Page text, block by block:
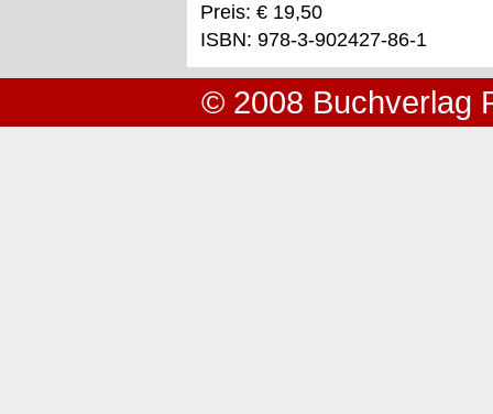
Preis: € 19,50
ISBN: 978-3-902427-86-1
© 2008 Buchverlag